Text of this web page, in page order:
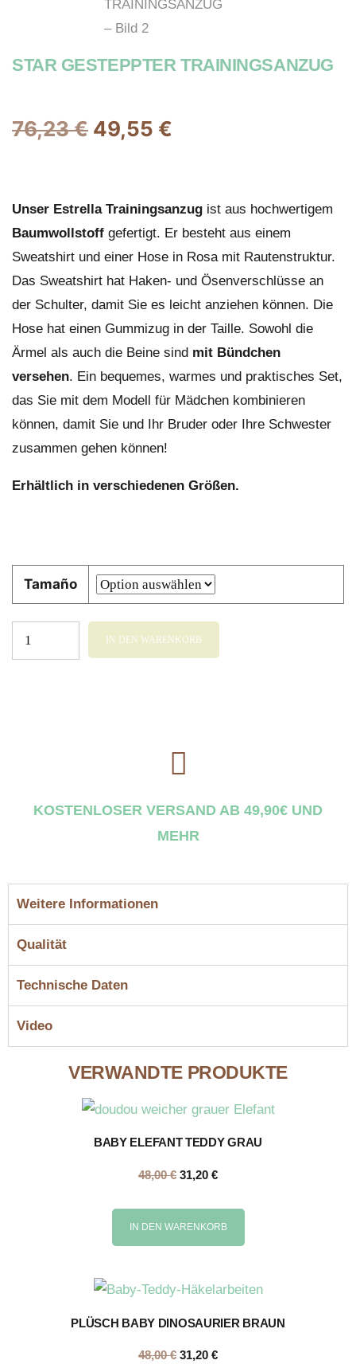
STAR GESTEPPTER TRAININGSANZUG
76,23€ 49,55 €
Unser Estrella Trainingsanzug ist aus hochwertigem
Baumwollstoff gefertigt. Er besteht aus einem
Sweatshirt und einer Hose in Rosa mit Rautenstruktur.
Das Sweatshirt hat Haken- und Ösenverschlüsse an
der Schulter, damit Sie es leicht anziehen können. Die
Hose hat einen Gummizug in der Taille. Sowohl die
Ärmel als auch die Beine sind mit Bündchen
versehen. Ein bequemes, warmes und praktisches Set,
das Sie mit dem Modell für Mädchen kombinieren
können, damit Sie und Ihr Bruder oder Ihre Schwester
zusammen gehen können!
Erhältlich in verschiedenen Größen.
Tamaño
IN DEN WARENKORB
KOSTENLOSER VERSAND AB 49,90€ UND
MEHR
Weitere Informationen
Qualität
Technische Daten
Video
VERWANDTE PRODUKTE
BABY ELEFANT TEDDY GRAU
48,00€ 31,20 €
IN DEN WARENKORB
PLÜSCH BABY DINOSAURIER BRAUN
48,00€ 31,20 €